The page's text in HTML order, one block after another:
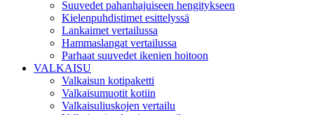
Suuvedet pahanhajuiseen hengitykseen
Kielenpuhdistimet esittelyssä
Lankaimet vertailussa
Hammaslangat vertailussa
Parhaat suuvedet ikenien hoitoon
VALKAISU
Valkaisun kotipaketti
Valkaisumuotit kotiin
Valkaisuliuskojen vertailu